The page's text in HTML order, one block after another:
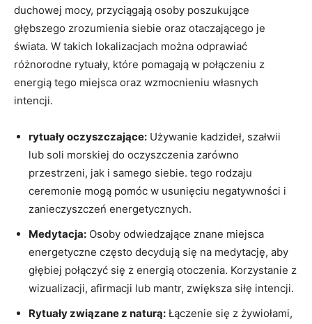
duchowej mocy, przyciągają osoby poszukujące
głębszego zrozumienia siebie oraz ⁤otaczającego‍ je
świata. W takich lokalizacjach można odprawiać
różnorodne ‌rytuały, które pomagają w połączeniu z
energią ⁢tego miejsca oraz wzmocnieniu własnych‌
intencji.
rytuały oczyszczające: Używanie kadzideł, szałwii
lub soli morskiej do oczyszczenia zarówno
przestrzeni, jak i samego siebie. tego rodzaju
ceremonie mogą ​pomóc ⁤w usunięciu negatywności i
zanieczyszczeń energetycznych.
Medytacja: Osoby‌ odwiedzające znane‍ miejsca
energetyczne często ​decydują się na medytację, aby
głębiej połączyć się z energią‍ otoczenia.‍ Korzystanie z
wizualizacji, afirmacji lub mantr, ⁣zwiększa siłę ⁢intencji.
Rytuały związane z naturą: Łączenie się z żywiołami,